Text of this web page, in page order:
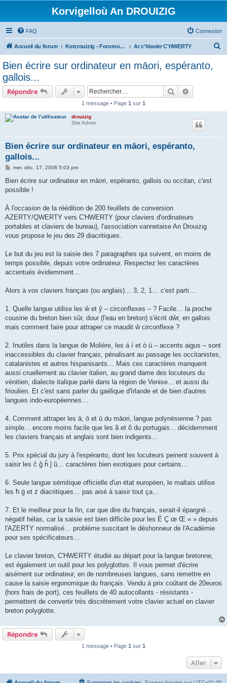
Korvigelloù An DROUIZIG
FAQ Connexion
Accueil du forum Kerzrouizig - Foromoù An Drouizig Ar c'hlavier C'HWERTY
Bien écrire sur ordinateur en māori, espéranto,
gallois...
Répondre Rechercher
1 message • Page 1 sur 1
drouizig
Site Admin
Bien écrire sur ordinateur en māori, espéranto,
gallois...
M
s
a
mer. déc. 17, 2008 5:03 pm
Bien écrire sur ordinateur en māori, espéranto, gallois ou occitan, c'est
possible !
À l'occasion de la réédition de 200 feuillets de conversion
AZERTY/QWERTY vers C'HWERTY (pour claviers d'ordinateurs
portables et claviers de bureau), l'association vannetaise An Drouizig
vous propose le jeu des 29 diacritiques.
Le but du jeu est la saisie des 7 paragraphes qui suivent, en moins de
temps possible, depuis votre ordinateur. Respectez les caractères
accentués évidemment…
Alors à vos claviers français (ou anglais)… 3, 2, 1… c'est parti…
1. Quelle langue utilise les ŵ et ŷ – circonflexes – ? Facile… la proche
cousine du breton bien sûr, dour (l'eau en breton) s'écrit dŵr, en gallois
mais comment faire pour attraper ce maudit ŵ circonflexe ?
2. Inutiles dans la langue de Molière, les á í et ó ú – accents aigus – sont
inaccessibles du clavier français, pénalisant au passage les occitanistes,
catalanistes et autres hispanisants… Mais ces caractères manquent
aussi cruellement au clavier italien, au grand dame des locuteurs du
vénitien, dialecte italique parlé dans la région de Venise... et aussi du
frioulien. Et c'est sans parler du gaélique d'Irlande et de bien d'autres
langues indo-européennes…
4. Comment attraper les ā, ō et ū du māori, langue polynésienne ? pas
simple... encore moins facile que les ã et õ du portugais... décidemment
les claviers français et anglais sont bien indigents…
5. Prix spécial du jury à l'espéranto, dont les locuteurs peinent souvent à
saisir les ĉ ĝ ĥ ĵ ŭ… caractères bien exotiques pour certains…
6. Seule langue sémitique officielle d'un état européen, le maltais utilise
les ħ ġ et ż diacritiques… pas aisé à saisir tout ça…
7. Et le meilleur pour la fin, car que dire du français, serait-il épargné…
négatif hélas, car la saisie est bien difficile pour les É Ç œ Œ « » depuis
l'AZERTY normalisé… problème suscitant le déshonneur de l'Académie
pour ses spécificateurs…
Le clavier breton, C'HWERTY étudié au départ pour la langue bretonne,
est également un outil pour les polyglottes. Il vous permet d'écrire
aisément sur ordinateur, en de nombreuses langues, sans remettre en
cause la saisie ergonomique du français. Vendu à prix coûtant de 20euros
(hors frais de port), ces feuillets de 40 autocollants - résistants -
permettent de convertir très discrètement votre clavier actuel en clavier
breton polyglotte.
Répondre
1 message • Page 1 sur 1
Aller